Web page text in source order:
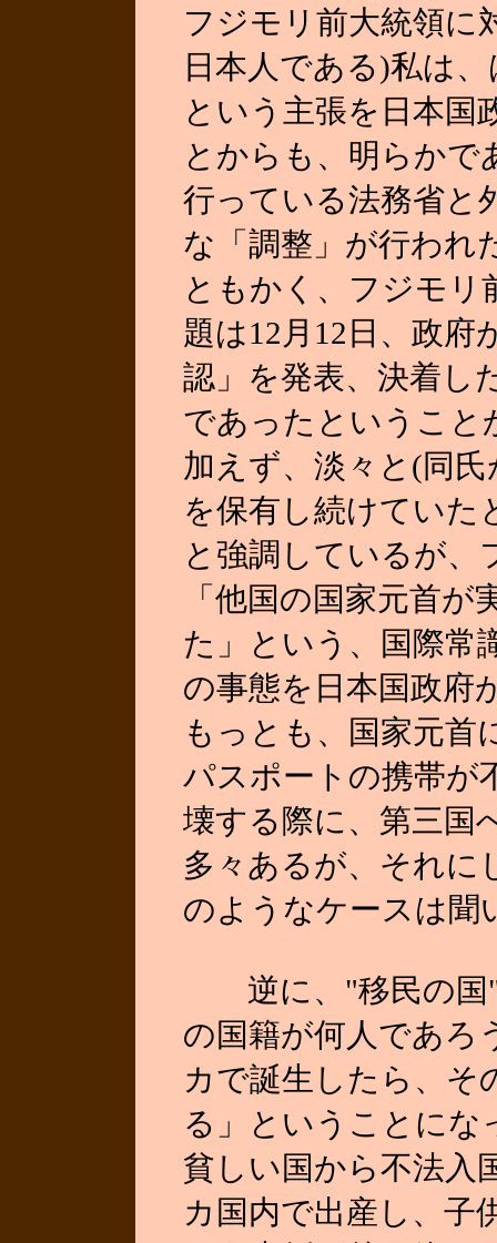
フジモリ前大統領に
日本人である)私は
という主張を日本国
とからも、明らかで
行っている法務省と
な「調整」が行われ
ともかく、フジモリ
題は12月12日、政府
認」を発表、決着し
であったということ
加えず、淡々と(同
を保有し続けていた
と強調しているが、
「他国の国家元首
た」という、国際常
の事態を日本国政府
もっとも、国家元首
パスポートの携帯が
壊する際に、第三国
多々あるが、それに
のようなケースは聞
逆に、"移民の国"
の国籍が何人であろ
カで誕生したら、そ
る」ということにな
貧しい国から不法入
カ国内で出産し、子